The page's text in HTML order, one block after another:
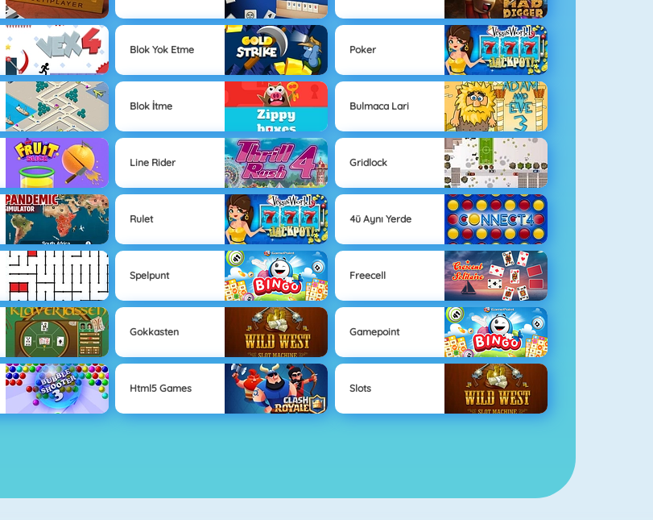
Blok Yok Etme Poker
Blok İtme Bulmaca Lari
Line Rider Gridlock
Rulet 4ü Aynı Yerde
Spelpunt Freecell
Gokkasten Gamepoint
Html5 Games Slots